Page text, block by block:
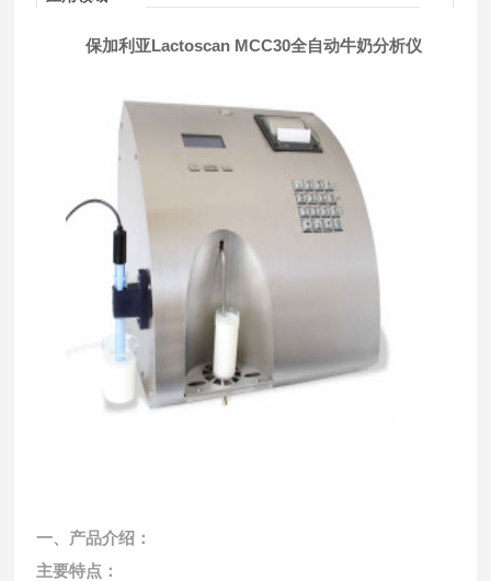
保加利亚Lactoscan MCC30全自动牛奶分析仪
一、产品介绍：
主要特点：